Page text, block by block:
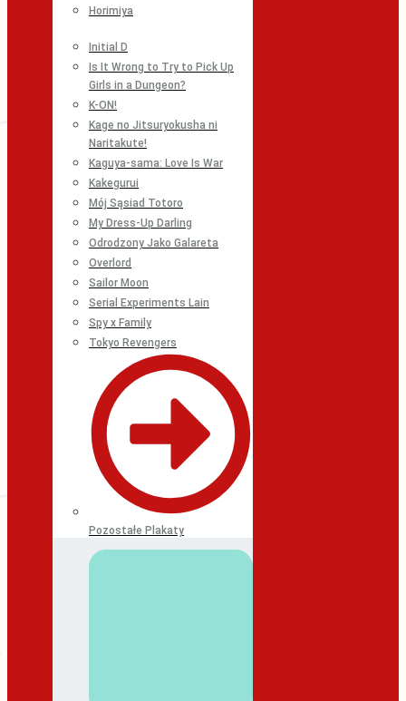
Horimiya
Initial D
Is It Wrong to Try to Pick Up
Girls in a Dungeon?
K-ON!
Kage no Jitsuryokusha ni
Naritakute!
Kaguya-sama: Love Is War
Kakegurui
Mój Sąsiad Totoro
My Dress-Up Darling
Odrodzony Jako Galareta
Overlord
Sailor Moon
Serial Experiments Lain
Spy x Family
Tokyo Revengers
Pozostałe Plakaty